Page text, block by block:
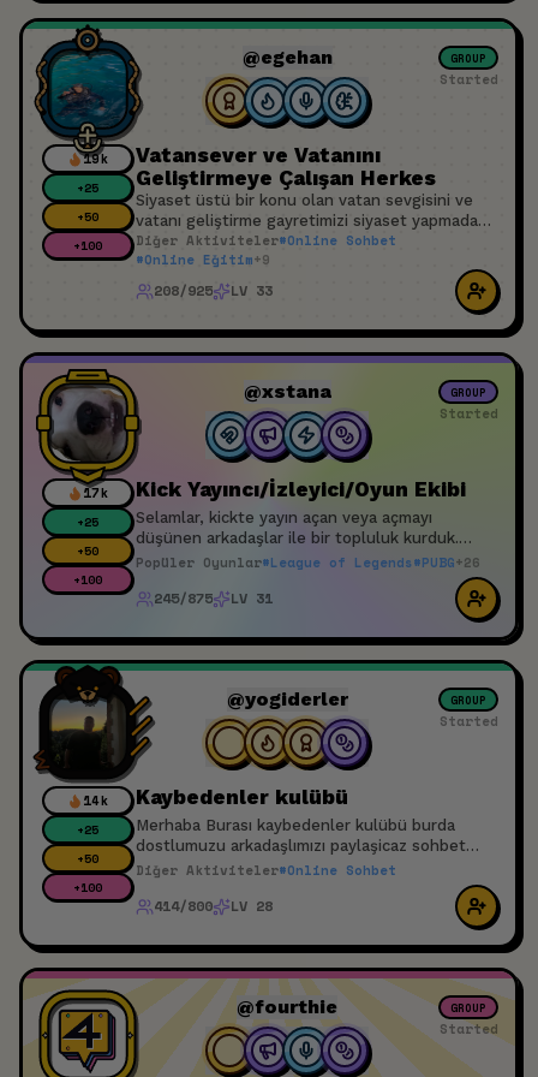
19k
+25
+50
+100
@egehan GROUP
Started
Vatansever ve Vatanını
Geliştirmeye Çalışan Herkes
Siyaset üstü bir konu olan vatan sevgisini ve
vatanı geliştirme gayretimizi siyaset yapmadan
burada konuşalım. Birbirimize katkıda bulunalım.
Üzüldüğümüz sevindiğimiz şeyleri paylaşalım.
Oluruna olmasına bakalım. Tüm bunları da huzur
ve sükûnu bozmadan kardeşçe, insanca ve
Diğer Aktiviteler#Online Sohbet
#Online Eğitim+9
208/925 LV 33
17k
+25
+50
+100
@xstana GROUP
Started
Kick Yayıncı/İzleyici/Oyun Ekibi
Selamlar, kickte yayın açan veya açmayı
düşünen arkadaşlar ile bir topluluk kurduk.
Katılım için yayıncı olmak zorunda değilsin
Popüler Oyunlar#League of Legends#PUBG+26
245/875 LV 31
14k
+25
+50
+100
@yogiderler GROUP
Started
Kaybedenler kulübü
Merhaba Burası kaybedenler kulübü burda
dostlumuzu arkadaşlımızı paylaşicaz sohbet
edicez herkes davetlidir
Diğer Aktiviteler#Online Sohbet
414/800 LV 28
@fourthie GROUP
Started